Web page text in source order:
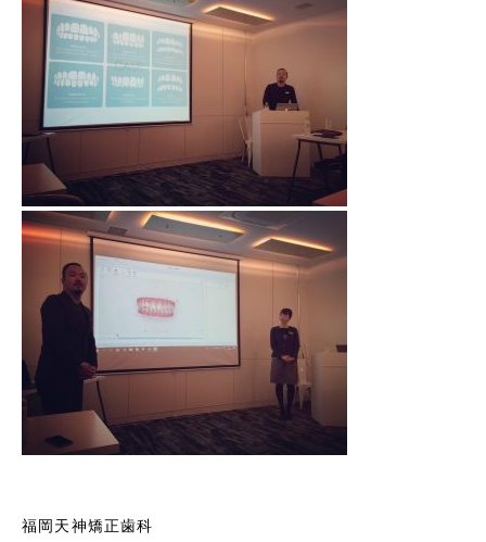
福岡天神矯正歯科